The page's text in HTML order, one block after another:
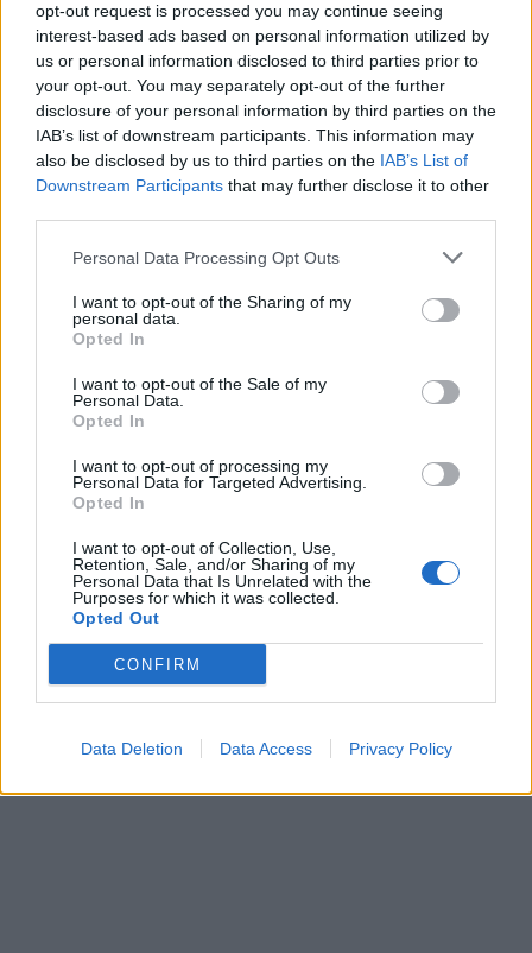
opt-out request is processed you may continue seeing
interest-based ads based on personal information utilized by
us or personal information disclosed to third parties prior to
your opt-out. You may separately opt-out of the further
disclosure of your personal information by third parties on the
IAB’s list of downstream participants. This information may
also be disclosed by us to third parties on the IAB’s List of
Downstream Participants that may further disclose it to other
Personal Data Processing Opt Outs
I want to opt-out of the Sharing of my
personal data.
Opted In
I want to opt-out of the Sale of my
Personal Data.
Opted In
I want to opt-out of processing my
Personal Data for Targeted Advertising.
Opted In
I want to opt-out of Collection, Use,
Retention, Sale, and/or Sharing of my
Personal Data that Is Unrelated with the
Purposes for which it was collected.
Opted Out
CONFIRM
Data Deletion Data Access Privacy Policy
18η συνεχόμενη χρονιά για τον ΟΤΕ στη διεθνή σειρά δεικτών
FTSE4Good
Alpha Bank: Για πρώτη φορά το Αρχαίο Θέατρο Επιδαύρου άνοιξε τις
ΠΕΡΙΣΣΌΤΕΡΑ ΣΕ ΑΥΤΉ ΤΗΝ ΚΑΤΗΓΟΡΊΑ
Στην Βουλή για κύρωση η
σύμβαση ΤΧΣ-«Thrivest
Holdings LTD» για τη
συγχώνευση Attica Bank
με Παγκρήτια Τράπεζα
Convert Group: Αύξηση
του τζίρου κατά 1%
φαρμακεία το α' εξάμηνο
25/07/2024 - 12:30